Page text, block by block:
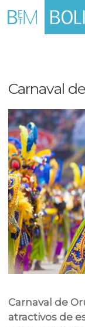
Carnaval
Carnaval de
atractivos de